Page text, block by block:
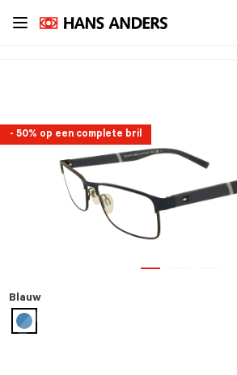
Ga
- 50% op een complete bril
Blauw
geselecteerd